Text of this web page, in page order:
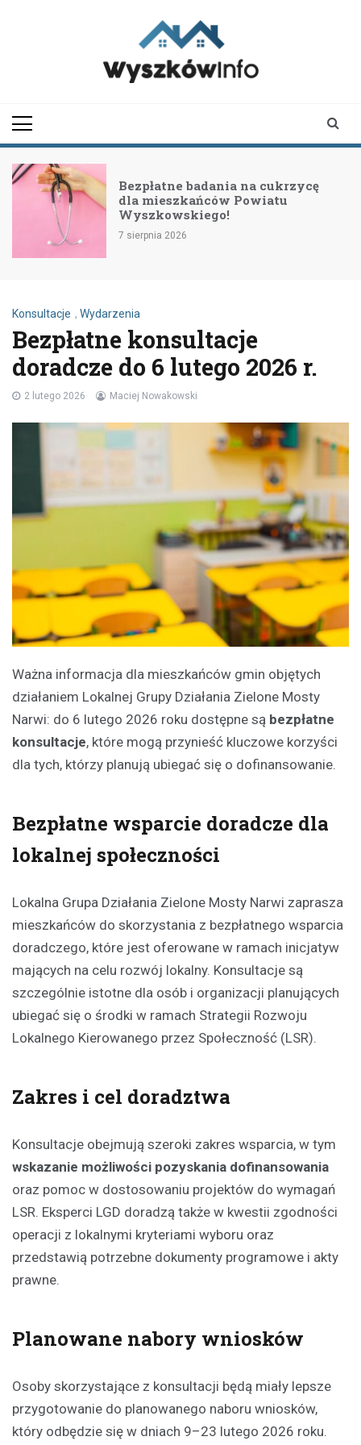
Bezpłatne badania na cukrzycę
dla mieszkańców Powiatu
Wyszkowskiego!
7 sierpnia 2026
Konsultacje , Wydarzenia
Bezpłatne konsultacje
doradcze do 6 lutego 2026 r.
2 lutego 2026 Maciej Nowakowski
Ważna informacja dla mieszkańców gmin objętych
działaniem Lokalnej Grupy Działania Zielone Mosty
Narwi: do 6 lutego 2026 roku dostępne są bezpłatne
konsultacje, które mogą przynieść kluczowe korzyści
dla tych, którzy planują ubiegać się o dofinansowanie.
Bezpłatne wsparcie doradcze dla
lokalnej społeczności
Lokalna Grupa Działania Zielone Mosty Narwi zaprasza
mieszkańców do skorzystania z bezpłatnego wsparcia
doradczego, które jest oferowane w ramach inicjatyw
mających na celu rozwój lokalny. Konsultacje są
szczególnie istotne dla osób i organizacji planujących
ubiegać się o środki w ramach Strategii Rozwoju
Lokalnego Kierowanego przez Społeczność (LSR).
Zakres i cel doradztwa
Konsultacje obejmują szeroki zakres wsparcia, w tym
wskazanie możliwości pozyskania dofinansowania
oraz pomoc w dostosowaniu projektów do wymagań
LSR. Eksperci LGD doradzą także w kwestii zgodności
operacji z lokalnymi kryteriami wyboru oraz
przedstawią potrzebne dokumenty programowe i akty
prawne.
Planowane nabory wniosków
Osoby skorzystające z konsultacji będą miały lepsze
przygotowanie do planowanego naboru wniosków,
który odbędzie się w dniach 9–23 lutego 2026 roku.